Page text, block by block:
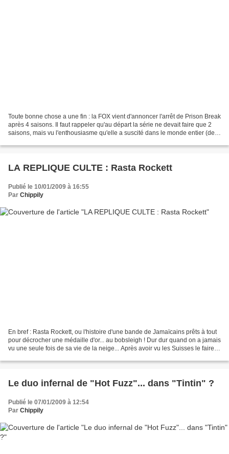
Toute bonne chose a une fin : la FOX vient d'annoncer l'arrêt de Prison Break
après 4 saisons. Il faut rappeler qu'au départ la série ne devait faire que 2
saisons, mais vu l'enthousiasme qu'elle a suscité dans le monde entier (des
LA REPLIQUE CULTE : Rasta Rockett
Publié le 10/01/2009 à 16:55
Par Chippily
En bref : Rasta Rockett, ou l'histoire d'une bande de Jamaïcains prêts à tout
pour décrocher une médaille d'or... au bobsleigh ! Dur dur quand on a jamais
vu une seule fois de sa vie de la neige... Après avoir vu les Suisses le faire,
Le duo infernal de "Hot Fuzz"... dans "Tintin" ?
Publié le 07/01/2009 à 12:54
Par Chippily